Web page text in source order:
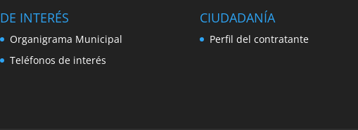
DE INTERÉS
Organigrama Municipal
Teléfonos de interés
CIUDADANÍA
Perfil del contratante